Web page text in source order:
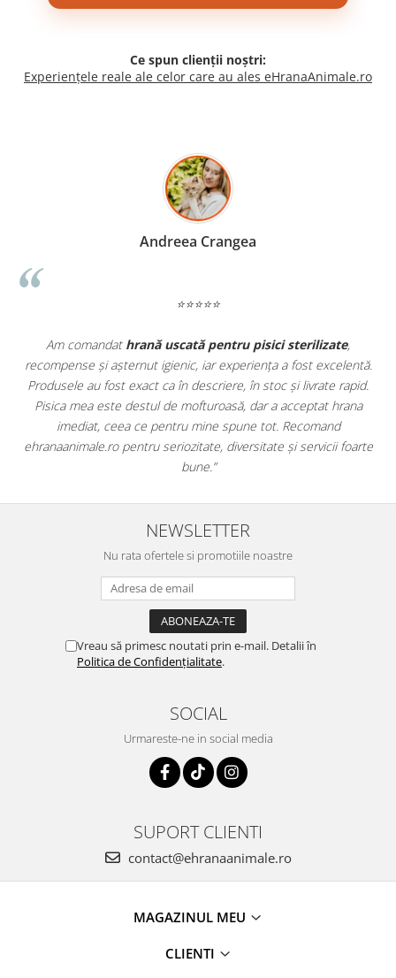
Ce spun clienții noștri:
Experiențele reale ale celor care au ales eHranaAnimale.ro
Madalina Stancea
⭐⭐⭐⭐⭐
Apreciez foarte mult faptul că peehranaanimale.rogăsesc
doar hrană, ci și produse dinfarmacia veterinară:
antiparazitare, suplimente și soluții de îngrijire. Este foarte
comod să pot comanda tot ce am nevoie pentru animalul meu
dintr-un singur loc. Livrarea a fost rapidă, iar produsele au fost
originale și în termen. Magazin serios, bine organizat și foarte
pentru orice stăpân de animale.
NEWSLETTER
Nu rata ofertele si promotiile noastre
Vreau să primesc noutati prin e-mail. Detalii în
Politica de Confidențialitate.
SOCIAL
Urmareste-ne in social media
SUPORT CLIENTI
contact@ehranaanimale.ro
MAGAZINUL MEU
CLIENTI